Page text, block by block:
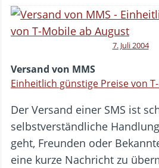
7. Juli 2004
Versand von MMS
Einheitlich günstige Preise von
Der Versand einer SMS ist
selbstverständliche
geht, Freunden oder
eine kurze Nachricht zu